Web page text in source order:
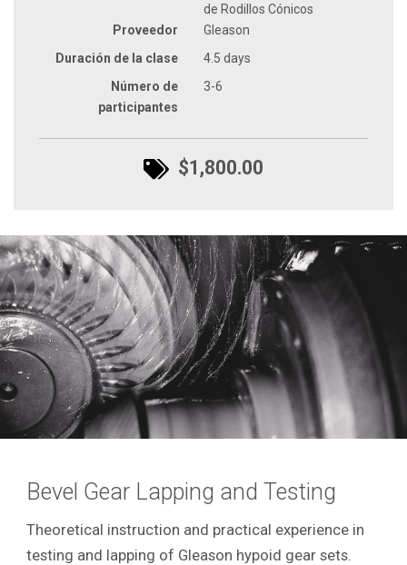
de Rodillos Cónicos
Proveedor
Gleason
Duración de la clase
4.5 days
Número de
participantes
3-6
$1,800.00
Bevel Gear Lapping and Testing
Theoretical instruction and practical experience in
testing and lapping of Gleason hypoid gear sets.